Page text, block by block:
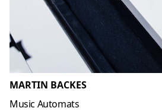
MARTIN BACKES
Music Automats